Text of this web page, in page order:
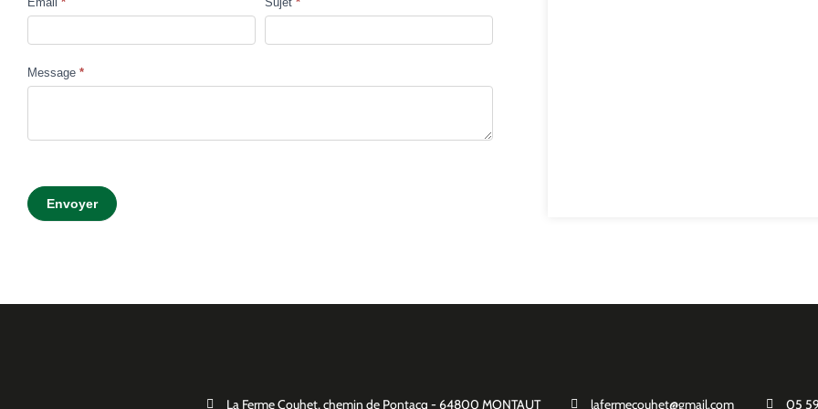
Message *
Envoyer
La Ferme Couhet, chemin de Pontacq - 64800 MONTAUT lafermecouhet@gmail.com 05